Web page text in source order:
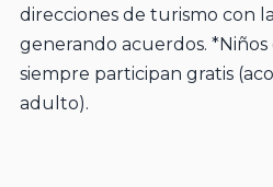
direcciones de turismo con
generando acuerdos.
siempre participan gratis
adulto).